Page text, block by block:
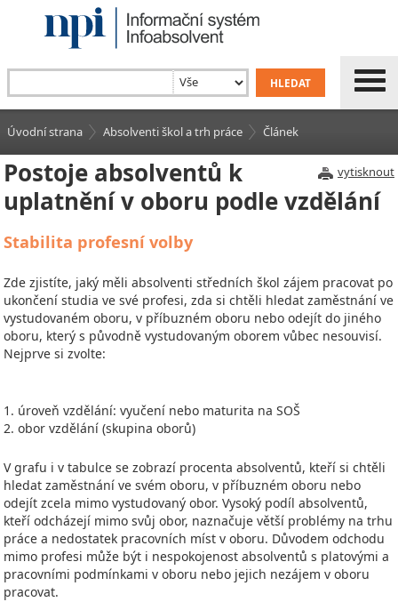
Úvodní strana Absolventi škol a trh práce Článek
vytisknout
Postoje absolventů k
uplatnění v oboru podle vzdělání
Stabilita profesní volby
Zde zjistíte, jaký měli absolventi středních škol zájem pracovat po
ukončení studia ve své profesi, zda si chtěli hledat zaměstnání ve
vystudovaném oboru, v příbuzném oboru nebo odejít do jiného
oboru, který s původně vystudovaným oborem vůbec nesouvisí.
Nejprve si zvolte:
1. úroveň vzdělání: vyučení nebo maturita na SOŠ
2. obor vzdělání (skupina oborů)
V grafu i v tabulce se zobrazí procenta absolventů, kteří si chtěli
hledat zaměstnání ve svém oboru, v příbuzném oboru nebo
odejít zcela mimo vystudovaný obor. Vysoký podíl absolventů,
kteří odcházejí mimo svůj obor, naznačuje větší problémy na trhu
práce a nedostatek pracovních míst v oboru. Důvodem odchodu
mimo profesi může být i nespokojenost absolventů s platovými a
pracovními podmínkami v oboru nebo jejich nezájem v oboru
pracovat.